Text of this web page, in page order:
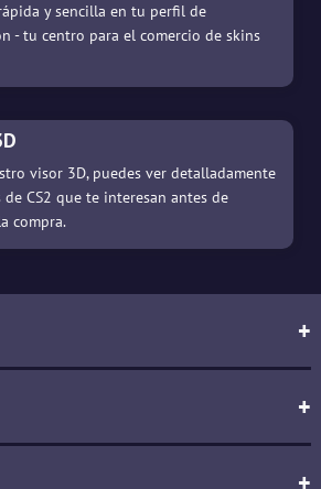
y sencilla en tu perfil de
- tu centro para el comercio de skins
visor 3D, puedes ver detalladamente
de CS2 que te interesan antes de
compra.
+
+
+